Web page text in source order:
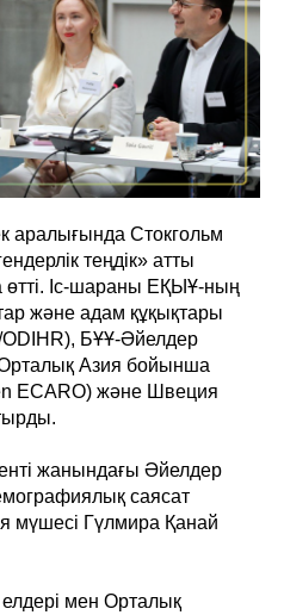
аралығында Стокгольм
теңдік» атты
Іс-шараны ЕҚЫҰ-ның
және адам құқықтары
ODIHR), БҰҰ-Әйелдер
Азия бойынша
ECARO) және Швеция
жанындағы Әйелдер
саясат
мүшесі Гүлмира Қанай
мен Орталық